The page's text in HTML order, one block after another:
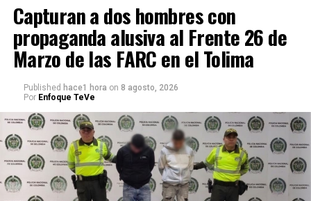
Capturan a dos hombres con
propaganda alusiva al Frente 26 de
Marzo de las FARC en el Tolima
Published hace1 hora on 8 agosto, 2026
Por Enfoque TeVe